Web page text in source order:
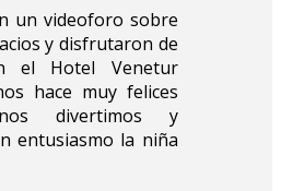
un videoforo sobre
y disfrutaron de
el Hotel Venetur
hace muy felices
divertimos y
entusiasmo la niña